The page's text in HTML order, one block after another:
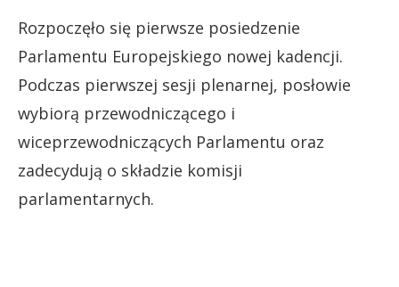
Rozpoczęło się pierwsze posiedzenie
Parlamentu Europejskiego nowej kadencji.
Podczas pierwszej sesji plenarnej, posłowie
wybiorą przewodniczącego i
wiceprzewodniczących Parlamentu oraz
zadecydują o składzie komisji
parlamentarnych.